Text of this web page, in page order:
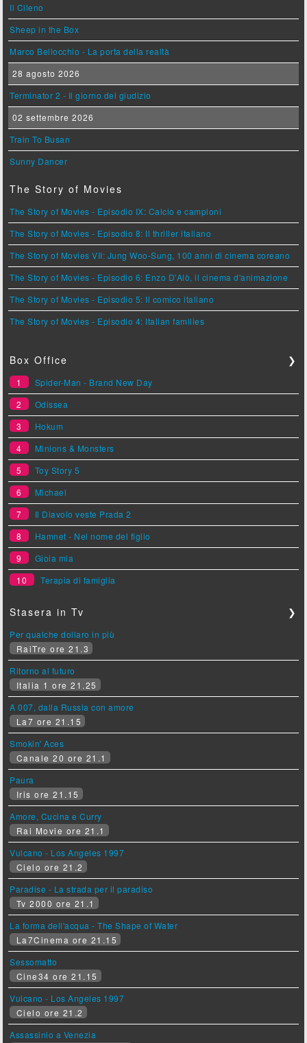
Il Cileno
Sheep in the Box
Marco Bellocchio - La porta della realtà
28 agosto 2026
Terminator 2 - Il giorno del giudizio
02 settembre 2026
Train To Busan
Sunny Dancer
The Story of Movies
The Story of Movies - Episodio IX: Calcio e campioni
The Story of Movies - Episodio 8: Il thriller italiano
The Story of Movies VII: Jung Woo-Sung, 100 anni di cinema coreano
The Story of Movies - Episodio 6: Enzo D'Alò, il cinema d'animazione
The Story of Movies - Episodio 5: Il comico italiano
The Story of Movies - Episodio 4: Italian families
Box Office ❯
1
Spider-Man - Brand New Day
2
Odissea
3
Hokum
4
Minions & Monsters
5
Toy Story 5
6
Michael
7
Il Diavolo veste Prada 2
8
Hamnet - Nel nome del figlio
9
Gioia mia
10
Terapia di famiglia
Stasera in Tv ❯
Per qualche dollaro in più
RaiTre ore 21.3
Ritorno al futuro
Italia 1 ore 21.25
A 007, dalla Russia con amore
La7 ore 21.15
Smokin' Aces
Canale 20 ore 21.1
Paura
Iris ore 21.15
Amore, Cucina e Curry
Rai Movie ore 21.1
Vulcano - Los Angeles 1997
Cielo ore 21.2
Paradise - La strada per il paradiso
Tv 2000 ore 21.1
La forma dell'acqua - The Shape of Water
La7Cinema ore 21.15
Sessomatto
Cine34 ore 21.15
Vulcano - Los Angeles 1997
Cielo ore 21.2
Assassinio a Venezia